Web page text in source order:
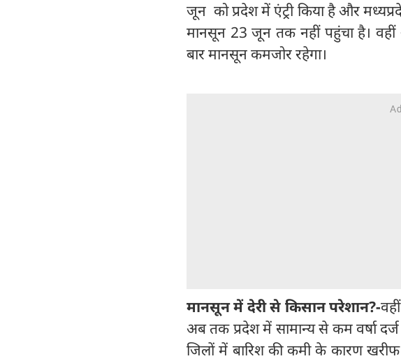
जून को प्रदेश में एंट्री किया है और
मानसून 23 जून तक नहीं पहुंचा है।
बार मानसून कमजोर रहेगा।
मानसून में देरी से किसान परेशान?-
अब तक प्रदेश में सामान्य से कम वर्षा
जिलों में बारिश की कमी के कारण